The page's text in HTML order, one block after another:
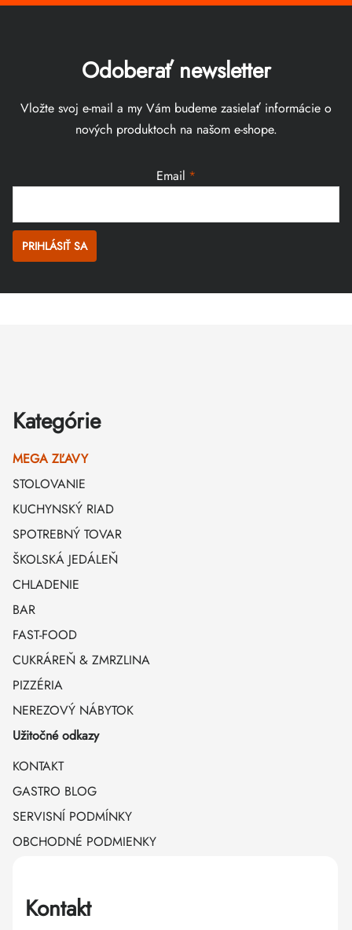
Odoberať newsletter
Vložte svoj e-mail a my Vám budeme zasielať informácie o
nových produktoch na našom e-shope.
Email
PRIHLÁSIŤ SA
Kategórie
MEGA ZĽAVY
STOLOVANIE
KUCHYNSKÝ RIAD
SPOTREBNÝ TOVAR
ŠKOLSKÁ JEDÁLEŇ
CHLADENIE
BAR
FAST-FOOD
CUKRÁREŇ & ZMRZLINA
PIZZÉRIA
NEREZOVÝ NÁBYTOK
Užitočné odkazy
KONTAKT
GASTRO BLOG
SERVISNÍ PODMÍNKY
OBCHODNÉ PODMIENKY
Kontakt